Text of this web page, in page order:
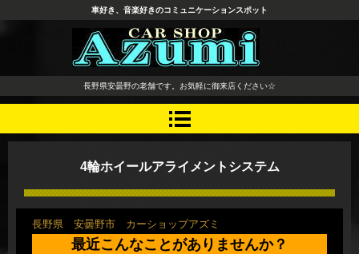
長野県 安曇野市 タイヤ ホ
イール デッドニング カーオ
ーディオ レカロシート
車好き、音楽好きのコミュニケーションスポット
長野県安曇野の老舗です。お気軽に御来店ください☆
4輪ホイールアライメントシステム
長野県 安曇野市 カーショップアズミ
最近こんなことがありませんか？